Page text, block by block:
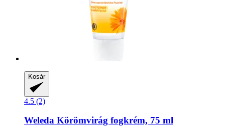
Kosár
4.5 (2)
Weleda Körömvirág fogkrém, 75 ml